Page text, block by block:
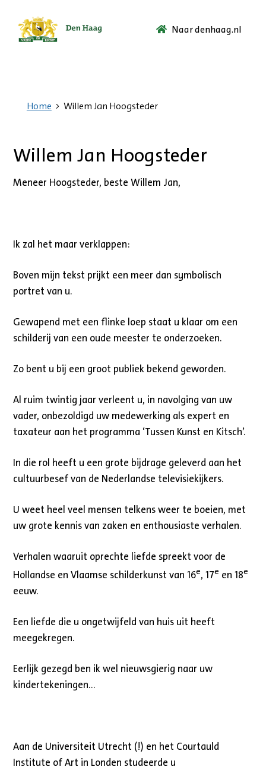
Ga
Naar denhaag.nl
Home Willem Jan Hoogsteder
Willem Jan Hoogsteder
Meneer Hoogsteder, beste Willem Jan,
Ik zal het maar verklappen:
Boven mijn tekst prijkt een meer dan symbolisch
portret van u.
Gewapend met een flinke loep staat u klaar om een
schilderij van een oude meester te onderzoeken.
Zo bent u bij een groot publiek bekend geworden.
Al ruim twintig jaar verleent u, in navolging van uw
vader, onbezoldigd uw medewerking als expert en
taxateur aan het programma ‘Tussen Kunst en Kitsch’.
In die rol heeft u een grote bijdrage geleverd aan het
cultuurbesef van de Nederlandse televisiekijkers.
U weet heel veel mensen telkens weer te boeien, met
uw grote kennis van zaken en enthousiaste verhalen.
Verhalen waaruit oprechte liefde spreekt voor de
Hollandse en Vlaamse schilderkunst van 16e, 17e en 18e
eeuw.
Een liefde die u ongetwijfeld van huis uit heeft
meegekregen.
Eerlijk gezegd ben ik wel nieuwsgierig naar uw
kindertekeningen…
Aan de Universiteit Utrecht (!) en het Courtauld
Institute of Art in Londen studeerde u